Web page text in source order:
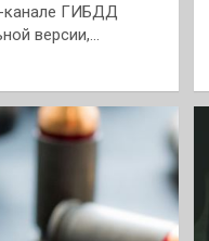
канале ГИБДД
версии,…